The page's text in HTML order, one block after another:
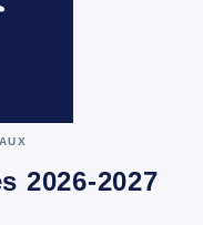
2026-2027